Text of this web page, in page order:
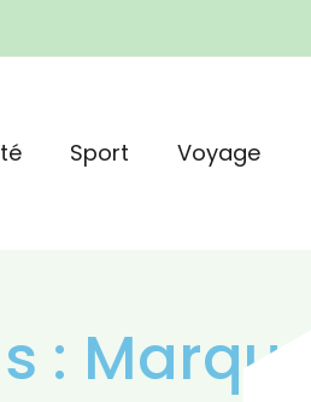
Sport Voyage
Marques